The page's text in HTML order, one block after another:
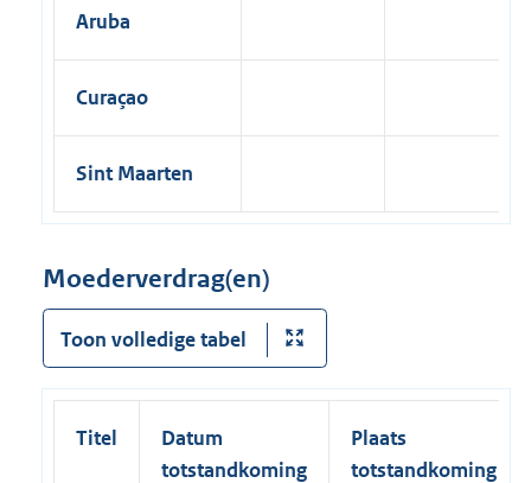
Aruba
Curaçao
Sint Maarten
Moederverdrag(en)
Toon volledige tabel
Titel
Datum
totstandkoming
Plaats
totstandkoming